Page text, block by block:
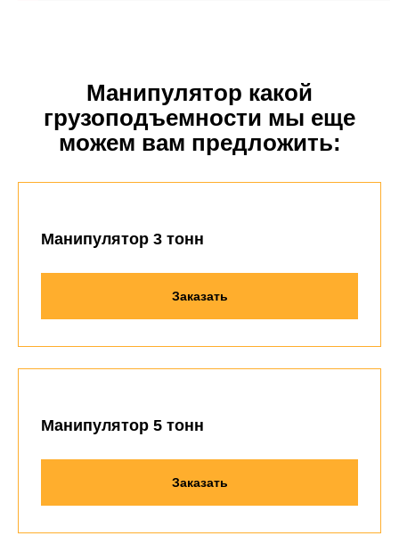
Манипулятор какой
грузоподъемности мы еще
можем вам предложить:
Манипулятор 3 тонн
Заказать
Манипулятор 5 тонн
Заказать